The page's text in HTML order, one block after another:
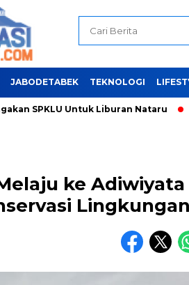
JABODETABEK TEKNOLOGI
Untuk Liburan Nataru
ke
Lingkungan